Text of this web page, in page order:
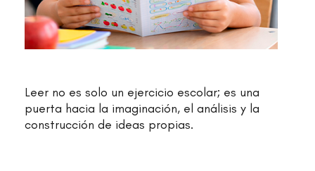
Leer no es solo un ejercicio escolar; es una
puerta hacia la imaginación, el análisis y la
construcción de ideas propias.